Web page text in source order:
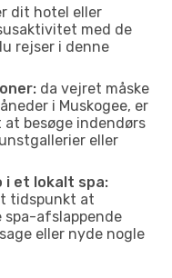
dit hotel eller
med de
rejser i denne
da vejret måske
i Muskogee, er
besøge indendørs
eller
i et lokalt spa:
tidspunkt at
spa-afslappende
eller nyde nogle